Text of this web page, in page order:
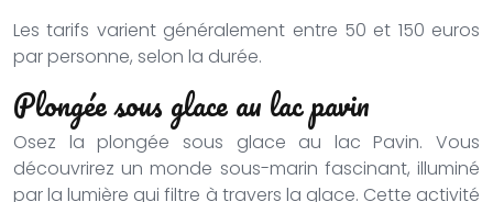
Les tarifs varient généralement entre 50 et 150 euros
par personne, selon la durée.
Plongée sous glace au lac pavin
Osez la plongée sous glace au lac Pavin. Vous
découvrirez un monde sous-marin fascinant, illuminé
par la lumière qui filtre à travers la glace. Cette activité